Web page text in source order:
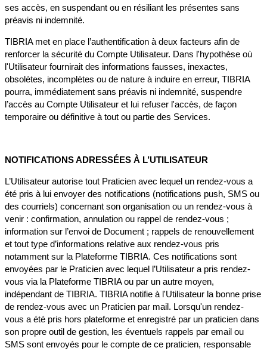
ses accès, en suspendant ou en résiliant les présentes sans
préavis ni indemnité.
TIBRIA met en place l’authentification à deux facteurs afin de
renforcer la sécurité du Compte Utilisateur. Dans l'hypothèse où
l'Utilisateur fournirait des informations fausses, inexactes,
obsolètes, incomplètes ou de nature à induire en erreur, TIBRIA
pourra, immédiatement sans préavis ni indemnité, suspendre
l’accès au Compte Utilisateur et lui refuser l'accès, de façon
temporaire ou définitive à tout ou partie des Services.
NOTIFICATIONS ADRESSÉES À L’UTILISATEUR
L’Utilisateur autorise tout Praticien avec lequel un rendez-vous a
été pris à lui envoyer des notifications (notifications push, SMS ou
des courriels) concernant son organisation ou un rendez-vous à
venir : confirmation, annulation ou rappel de rendez-vous ;
information sur l’envoi de Document ; rappels de renouvellement
et tout type d’informations relative aux rendez-vous pris
notamment sur la Plateforme TIBRIA. Ces notifications sont
envoyées par le Praticien avec lequel l’Utilisateur a pris rendez-
vous via la Plateforme TIBRIA ou par un autre moyen,
indépendant de TIBRIA. TIBRIA notifie à l'Utilisateur la bonne prise
de rendez-vous avec un Praticien par mail. Lorsqu'un rendez-
vous a été pris hors plateforme et enregistré par un praticien dans
son propre outil de gestion, les éventuels rappels par email ou
SMS sont envoyés pour le compte de ce praticien, responsable